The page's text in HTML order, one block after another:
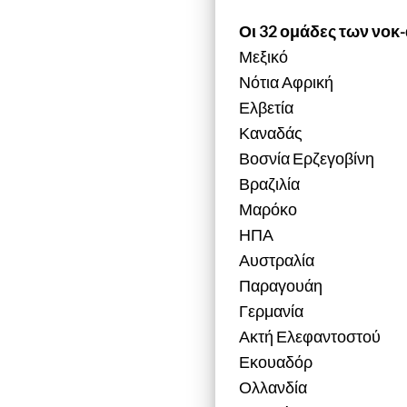
Οι 32 ομάδες των
Μεξικό
Νότια Αφρική
Ελβετία
Καναδάς
Βοσνία Ερζεγοβίνη
Βραζιλία
Μαρόκο
ΗΠΑ
Αυστραλία
Παραγουάη
Γερμανία
Ακτή Ελεφαντοστού
Εκουαδόρ
Ολλανδία